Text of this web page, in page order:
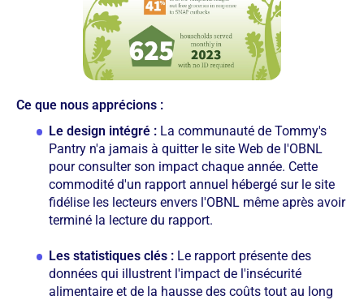
Ce que nous apprécions :
Le design intégré : La communauté de Tommy's
Pantry n'a jamais à quitter le site Web de l'OBNL
pour consulter son impact chaque année. Cette
commodité d'un rapport annuel hébergé sur le site
fidélise les lecteurs envers l'OBNL même après avoir
terminé la lecture du rapport.
Les statistiques clés : Le rapport présente des
données qui illustrent l'impact de l'insécurité
alimentaire et de la hausse des coûts tout au long